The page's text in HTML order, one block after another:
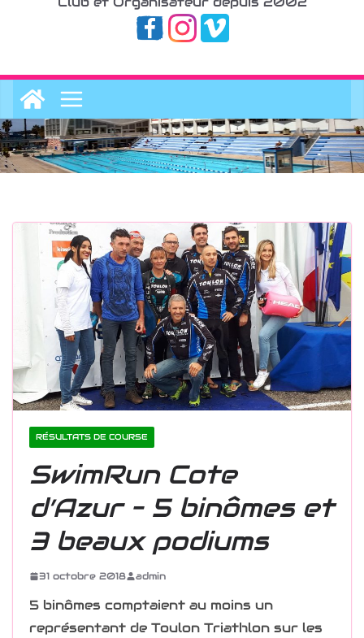
RÉSULTATS DE COURSE
SwimRun Cote
d’Azur – 5 binômes et
3 beaux podiums
31 octobre 2018 admin
5 binômes comptaient au moins un
représentant de Toulon Triathlon sur les